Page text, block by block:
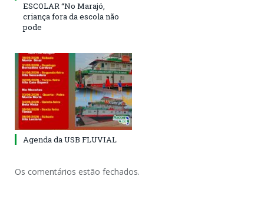
ESCOLAR “No Marajó,
criança fora da escola não
pode
Agenda da USB FLUVIAL
Os comentários estão fechados.